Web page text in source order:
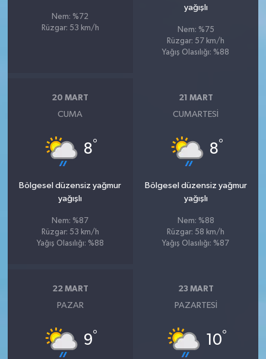
Nem: %72
Rüzgar: 53 km/h
yağışlı
Nem: %75
Rüzgar: 57 km/h
Yağış Olasılığı: %88
20 MART
CUMA
8°
Bölgesel düzensiz yağmur
yağışlı
Nem: %87
Rüzgar: 53 km/h
Yağış Olasılığı: %88
21 MART
CUMARTESI
8°
Bölgesel düzensiz yağmur
yağışlı
Nem: %88
Rüzgar: 58 km/h
Yağış Olasılığı: %87
22 MART
PAZAR
9°
23 MART
PAZARTESI
10°